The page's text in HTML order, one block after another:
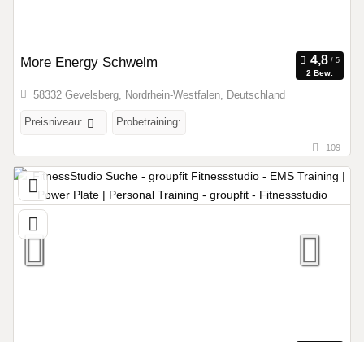
More Energy Schwelm
2 Bew.
58332 Gevelsberg, Nordrhein-Westfalen, Deutschland
Preisniveau: Probetraining:
109